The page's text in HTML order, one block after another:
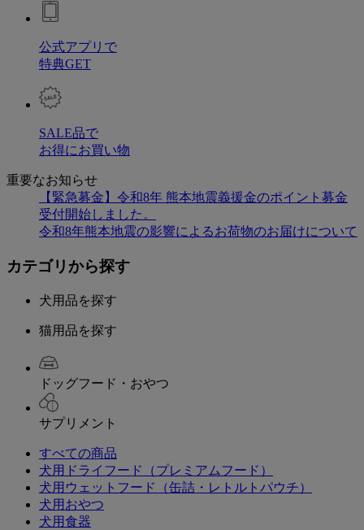
公式アプリで
特典GET
SALE品で
お得にお買い物
重要なお知らせ
【緊急募金】令和8年 熊本地震義援金のポイント募金
受付開始しました。
令和8年熊本地震の影響によるお荷物のお届けについて
カテゴリから探す
犬用品を探す
猫用品を探す
ドッグフード・おやつ
サプリメント
すべての商品
犬用ドライフード（プレミアムフード）
犬用ウェットフード（缶詰・レトルトパウチ）
犬用おやつ
犬用食器